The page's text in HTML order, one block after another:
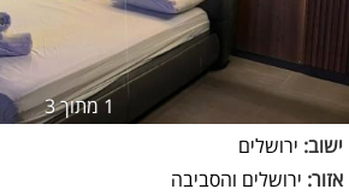
1מתוך 3
ישוב: ירושלים
אזור: ירושלים והסביבה